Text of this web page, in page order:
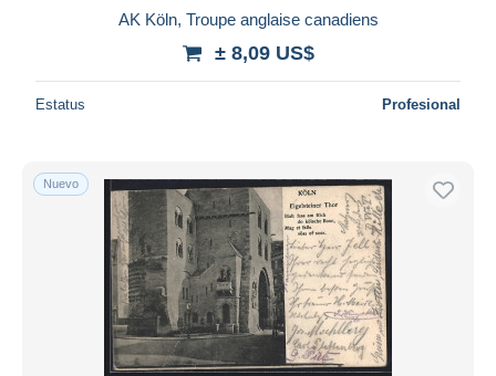
AK Köln, Troupe anglaise canadiens
± 8,09 US$
Estatus Profesional
Nuevo